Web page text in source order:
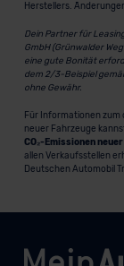
Herstellers.
Dein Partner für
GmbH (Grünwalder
eine gute Bonität
dem 2/3-Beispiel
ohne Gewähr.
Für Informationen zum
neuer Fahrzeuge
CO₂-Emissionen
allen Verkaufsstellen
Deutschen Automobil